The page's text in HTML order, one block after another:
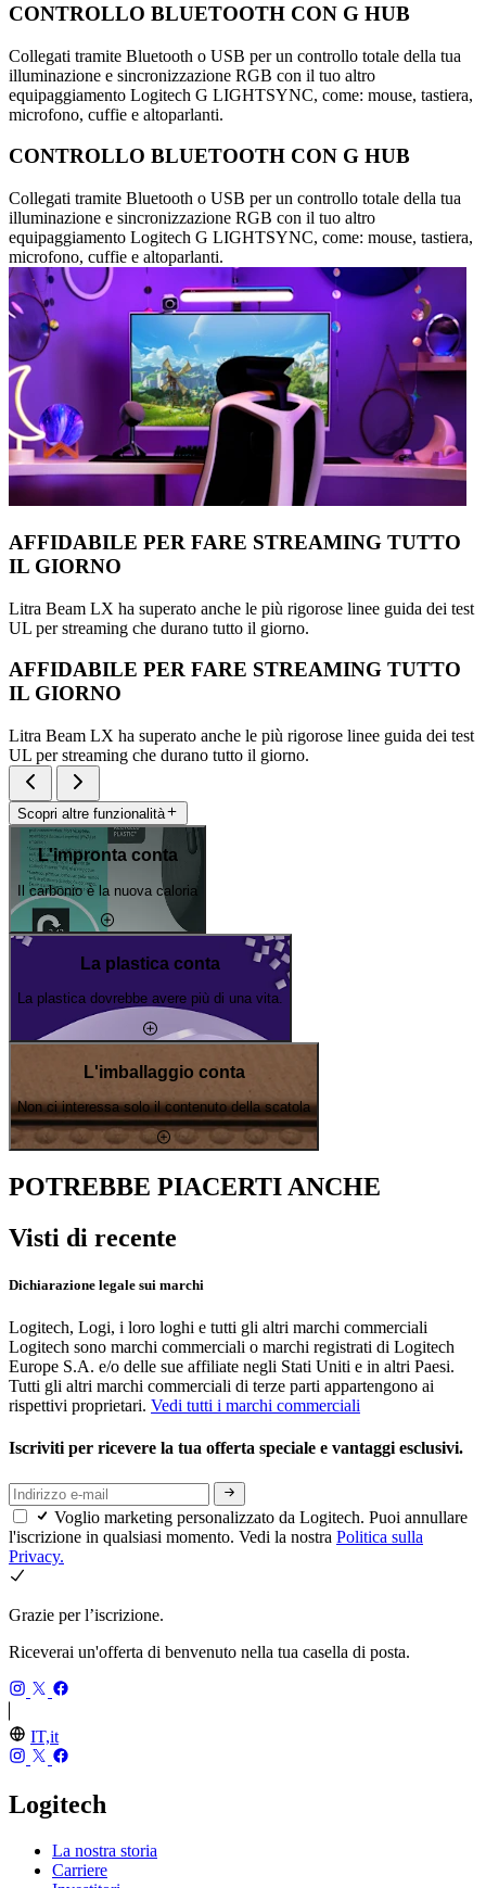
CONTROLLO BLUETOOTH CON G HUB
Collegati tramite Bluetooth o USB per un controllo totale della tua
illuminazione e sincronizzazione RGB con il tuo altro
equipaggiamento Logitech G LIGHTSYNC, come: mouse, tastiera,
microfono, cuffie e altoparlanti.
CONTROLLO BLUETOOTH CON G HUB
Collegati tramite Bluetooth o USB per un controllo totale della tua
illuminazione e sincronizzazione RGB con il tuo altro
equipaggiamento Logitech G LIGHTSYNC, come: mouse, tastiera,
microfono, cuffie e altoparlanti.
AFFIDABILE PER FARE STREAMING TUTTO
IL GIORNO
Litra Beam LX ha superato anche le più rigorose linee guida dei test
UL per streaming che durano tutto il giorno.
AFFIDABILE PER FARE STREAMING TUTTO
IL GIORNO
Litra Beam LX ha superato anche le più rigorose linee guida dei test
UL per streaming che durano tutto il giorno.
Scopri altre funzionalità
L'impronta conta
Il carbonio è la nuova caloria
La plastica conta
La plastica dovrebbe avere più di una vita.
L'imballaggio conta
Non ci interessa solo il contenuto della scatola
POTREBBE PIACERTI ANCHE
Visti di recente
Dichiarazione legale sui marchi
Logitech, Logi, i loro loghi e tutti gli altri marchi commerciali
Logitech sono marchi commerciali o marchi registrati di Logitech
Europe S.A. e/o delle sue affiliate negli Stati Uniti e in altri Paesi.
Tutti gli altri marchi commerciali di terze parti appartengono ai
rispettivi proprietari. Vedi tutti i marchi commerciali
Iscriviti per ricevere la tua offerta speciale e vantaggi esclusivi.
Voglio marketing personalizzato da Logitech. Puoi annullare
l'iscrizione in qualsiasi momento. Vedi la nostra Politica sulla
Privacy.
Grazie per l’iscrizione.
Riceverai un'offerta di benvenuto nella tua casella di posta.
IT,it
Logitech
La nostra storia
Carriere